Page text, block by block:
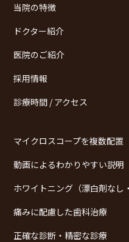
当院の特徴
ドクター紹介
医院のご紹介
採用情報
診療時間 / アクセス
マイクロスコープを複数配置
動画によるわかりやすい説明
ホワイトニング（漂白剤なし
痛みに配慮した歯科治療
正確な診断・精密な診療